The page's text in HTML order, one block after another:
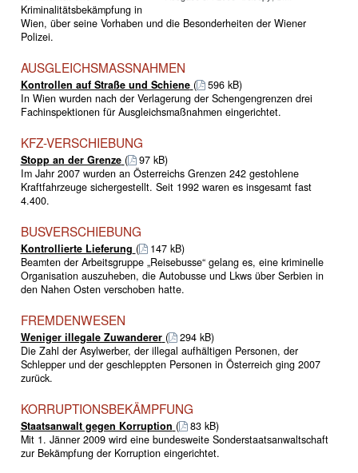
Kriminalitätsbekämpfung in
Wien, über seine Vorhaben und die Besonderheiten der Wiener
Polizei.
AUSGLEICHSMASSNAHMEN
Kontrollen auf Straße und Schiene (
596 kB)
In Wien wurden nach der Verlagerung der Schengengrenzen drei
Fachinspektionen für Ausgleichsmaßnahmen eingerichtet.
KFZ-VERSCHIEBUNG
Stopp an der Grenze (
97 kB)
Im Jahr 2007 wurden an Österreichs Grenzen 242 gestohlene
Kraftfahrzeuge sichergestellt. Seit 1992 waren es insgesamt fast
4.400.
BUSVERSCHIEBUNG
Kontrollierte Lieferung (
147 kB)
Beamten der Arbeitsgruppe „Reisebusse“ gelang es, eine kriminelle
Organisation auszuheben, die Autobusse und Lkws über Serbien in
den Nahen Osten verschoben hatte.
FREMDENWESEN
Weniger illegale Zuwanderer (
294 kB)
Die Zahl der Asylwerber, der illegal aufhältigen Personen, der
Schlepper und der geschleppten Personen in Österreich ging 2007
zurück.
KORRUPTIONSBEKÄMPFUNG
Staatsanwalt gegen Korruption (
83 kB)
Mit 1. Jänner 2009 wird eine bundesweite Sonderstaatsanwaltschaft
zur Bekämpfung der Korruption eingerichtet.